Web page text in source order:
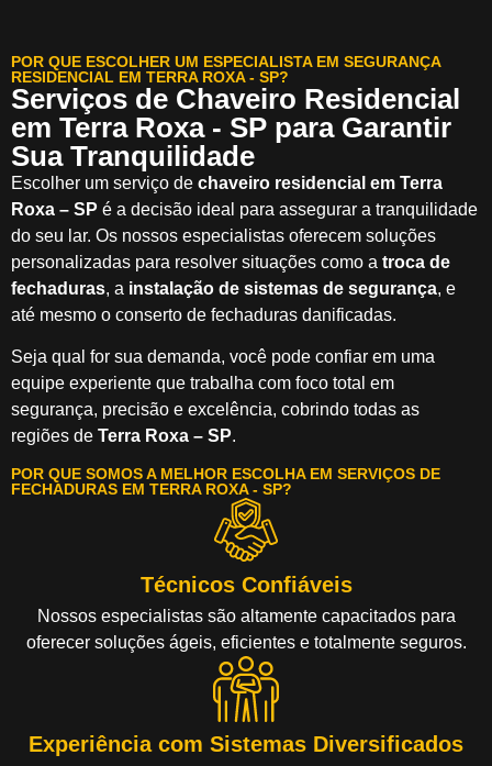
POR QUE ESCOLHER UM ESPECIALISTA EM SEGURANÇA
RESIDENCIAL EM TERRA ROXA - SP?
Serviços de Chaveiro Residencial
em Terra Roxa - SP para Garantir
Sua Tranquilidade
Escolher um serviço de chaveiro residencial em Terra
Roxa – SP é a decisão ideal para assegurar a tranquilidade
do seu lar. Os nossos especialistas oferecem soluções
personalizadas para resolver situações como a troca de
fechaduras, a instalação de sistemas de segurança, e
até mesmo o conserto de fechaduras danificadas.
Seja qual for sua demanda, você pode confiar em uma
equipe experiente que trabalha com foco total em
segurança, precisão e excelência, cobrindo todas as
regiões de Terra Roxa – SP.
POR QUE SOMOS A MELHOR ESCOLHA EM SERVIÇOS DE
FECHADURAS EM TERRA ROXA - SP?
Técnicos Confiáveis
Nossos especialistas são altamente capacitados para
oferecer soluções ágeis, eficientes e totalmente seguros.
Experiência com Sistemas Diversificados